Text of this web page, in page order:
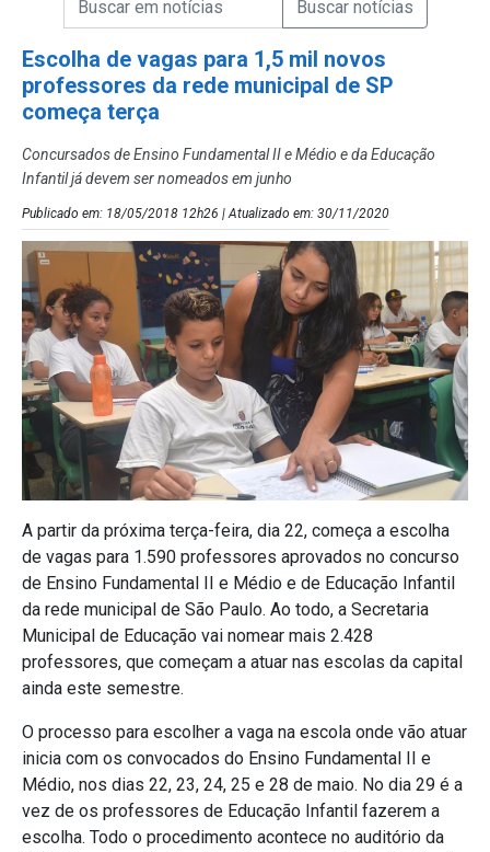
Escolha de vagas para 1,5 mil novos
professores da rede municipal de SP
começa terça
Concursados de Ensino Fundamental II e Médio e da Educação
Infantil já devem ser nomeados em junho
Publicado em: 18/05/2018 12h26 | Atualizado em: 30/11/2020
A partir da próxima terça-feira, dia 22, começa a escolha
de vagas para 1.590 professores aprovados no concurso
de Ensino Fundamental II e Médio e de Educação Infantil
da rede municipal de São Paulo. Ao todo, a Secretaria
Municipal de Educação vai nomear mais 2.428
professores, que começam a atuar nas escolas da capital
ainda este semestre.
O processo para escolher a vaga na escola onde vão atuar
inicia com os convocados do Ensino Fundamental II e
Médio, nos dias 22, 23, 24, 25 e 28 de maio. No dia 29 é a
vez de os professores de Educação Infantil fazerem a
escolha. Todo o procedimento acontece no auditório da